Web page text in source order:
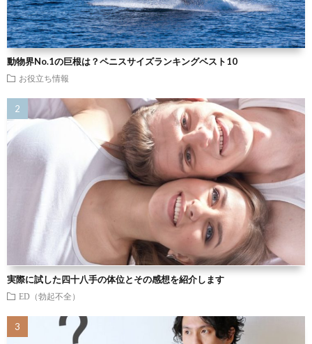
動物界No.1の巨根は？ペニスサイズランキングベスト10
お役立ち情報
実際に試した四十八手の体位とその感想を紹介します
ED（勃起不全）